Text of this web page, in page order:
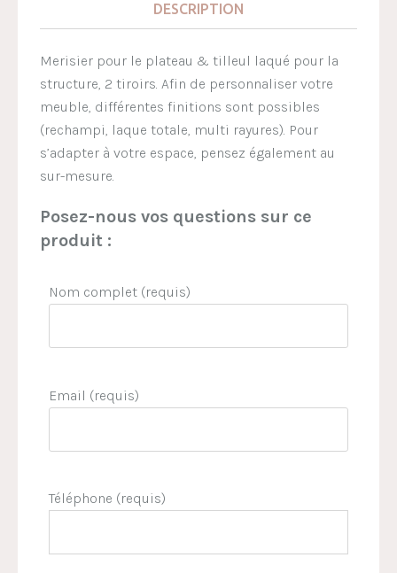
DESCRIPTION
Merisier pour le plateau & tilleul laqué pour la
structure, 2 tiroirs. Afin de personnaliser votre
meuble, différentes finitions sont possibles
(rechampi, laque totale, multi rayures). Pour
s’adapter à votre espace, pensez également au
sur-mesure.
Posez-nous vos questions sur ce
produit :
Nom complet (requis)
Email (requis)
Téléphone (requis)